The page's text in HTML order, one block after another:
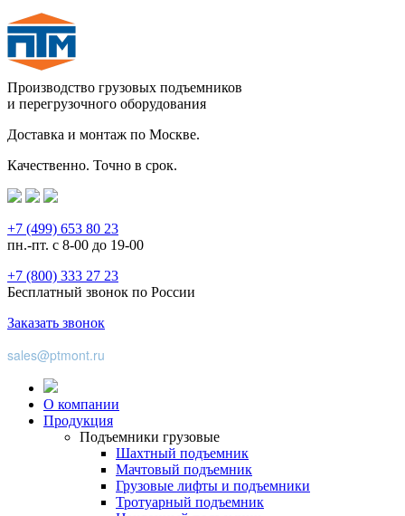
Производство грузовых подъемников
и перегрузочного оборудования
Доставка и монтаж по Москве.
Качественно. Точно в срок.
+7 (499) 653 80 23
пн.-пт. с 8-00 до 19-00
+7 (800) 333 27 23
Бесплатный звонок по России
Заказать звонок
sales@ptmont.ru
О компании
Продукция
Подъемники грузовые
Шахтный подъемник
Мачтовый подъемник
Грузовые лифты и подъемники
Тротуарный подъемник